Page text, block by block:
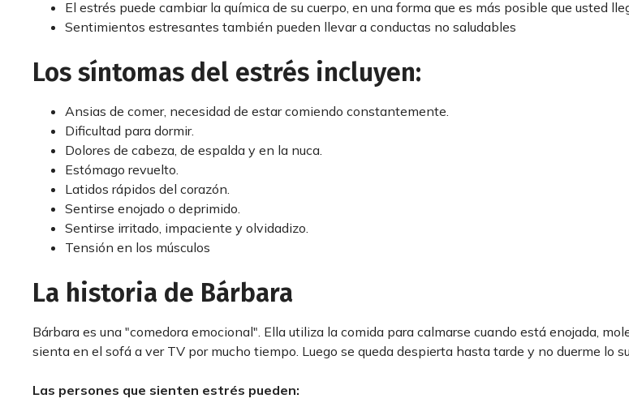
El estrés puede cambiar la química de su cuerpo, en una forma que es más posible que usted
Sentimientos estresantes también pueden llevar a conductas no saludables
Los síntomas del estrés incluyen:
Ansias de comer, necesidad de estar comiendo constantemente.
Dificultad para dormir.
Dolores de cabeza, de espalda y en la nuca.
Estómago revuelto.
Latidos rápidos del corazón.
Sentirse enojado o deprimido.
Sentirse irritado, impaciente y olvidadizo.
Tensión en los músculos
La historia de Bárbara
Bárbara es una "comedora emocional". Ella utiliza la comida para calmarse cuando está enojada,
sienta en el sofá a ver TV por mucho tiempo. Luego se queda despierta hasta tarde y no duerme lo
Las persones que sienten estrés pueden: